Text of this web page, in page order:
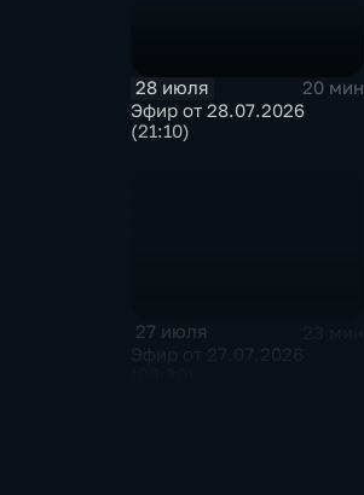
28 июля
20 мин
Эфир от 28.07.2026
(21:10)
27 июля